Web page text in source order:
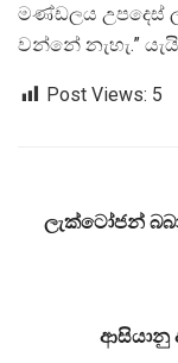
මණ්ඩලය උපදෙස්
වන්නේ නැහැ.”
Post Views: 5
ලැක්ටෝජන්
ආසියානු